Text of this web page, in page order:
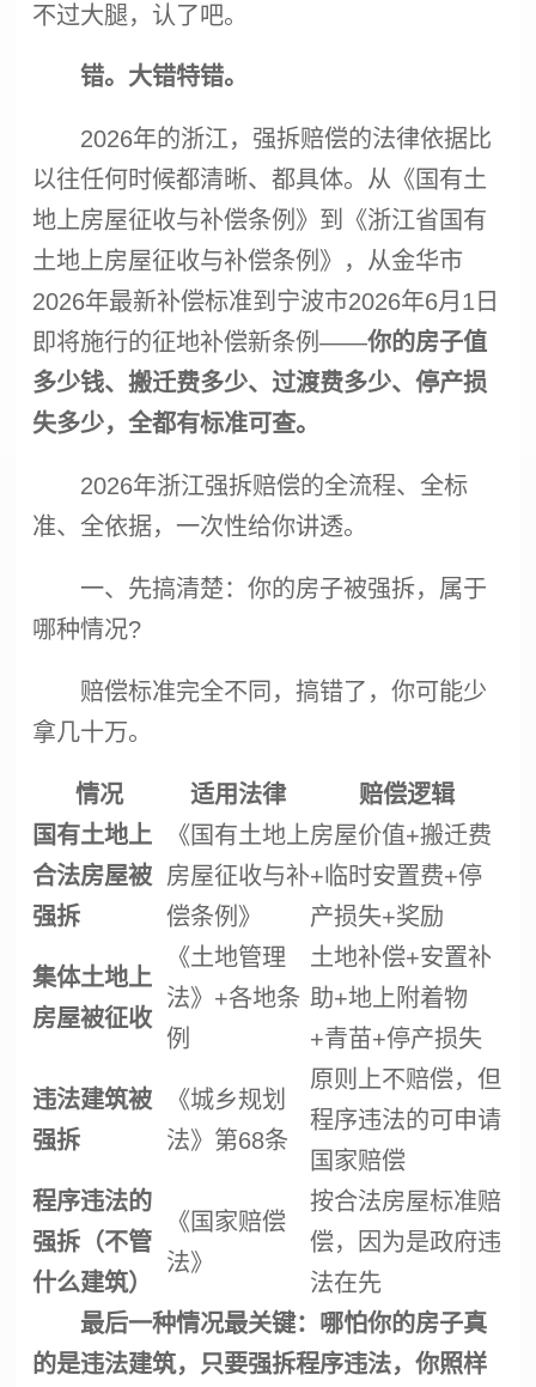
不过大腿，认了吧。
错。大错特错。
2026年的浙江， 强拆赔偿的法律依据比
以往任何时候都清晰、都具体。从《国有土
地上房屋征收与补偿条例》到《浙江省国有
土地上房屋征收与补偿条例》，从金华市
2026年最新补偿标准到宁波市2026年6月1日
即将施行的征地补偿新条例——你的房子值
多少钱、搬迁费多少、过渡费多少、停产损
失多少，全都有标准可查。
2026年浙江强拆赔偿的全流程、全标
准、全依据，一次性给你讲透。
一、先搞清楚：你的房子被强拆，属于
哪种情况?
赔偿标准完全不同，搞错了，你可能少
拿几十万。
情况 适用法律
赔偿逻辑
国有土地上
合法房屋被
强拆
《国有土地上
房屋征收与补
偿条例》
房屋价值+搬迁费
+临时安置费+停
产损失+奖励
集体土地上
房屋被征收
《土地管理
法》+各地条
例
土地补偿+安置补
助+地上附着物
+青苗+停产损失
违法建筑被
强拆
《城乡规划
法》第68条
原则上不赔偿，但
程序违法的可申请
国家赔偿
程序违法的
强拆（不管
什么建筑）
《国家赔偿
法》
按合法房屋标准赔
偿，因为是政府违
法在先
最后一种情况最关键：哪怕你的房子真
的是违法建筑，只要强拆程序违法，你照样